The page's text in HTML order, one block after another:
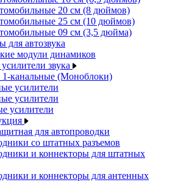
20 см (8 дюймов)
25 см (10 дюймов)
09 см (3,5 дюйма)
для автозвука
модули динамиков
звука
1-канальные (Моноблоки)
усилители
усилители
усилители
для автопроводки
со штатных разъемов
и коннекторы для штатных
и коннекторы для антенных